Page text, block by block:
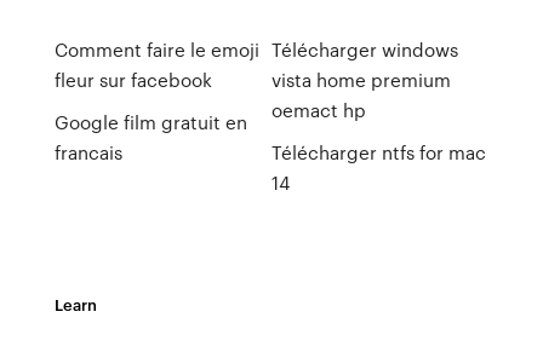
Comment faire le emoji
fleur sur facebook
Google film gratuit en
francais
Télécharger windows
vista home premium
oemact hp
Télécharger ntfs for mac
14
Learn